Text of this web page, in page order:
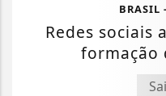
BRASIL
Redes sociais
formação